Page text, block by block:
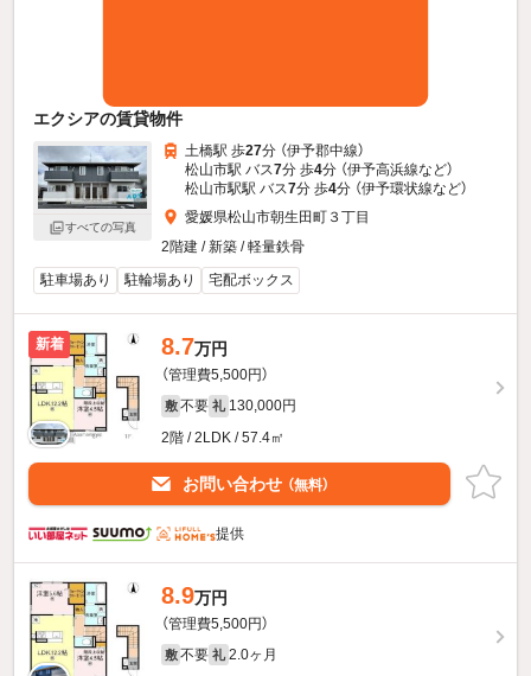
エクシアの賃貸物件
すべての写真
土橋駅 歩27分 （伊予郡中線）
松山市駅 バス7分 歩4分 （伊予高浜線など）
松山市駅駅 バス7分 歩4分 （伊予環状線など）
愛媛県松山市朝生田町３丁目
2階建 / 新築 / 軽量鉄骨
駐車場あり
駐輪場あり 宅配ボックス
新着 8.7万円
（管理費5,500円）
敷 不要 礼 130,000円
2階 / 2LDK / 57.4㎡
お問い合わせ （無料）
提供
8.9万円
（管理費5,500円）
敷 不要 礼 2.0ヶ月